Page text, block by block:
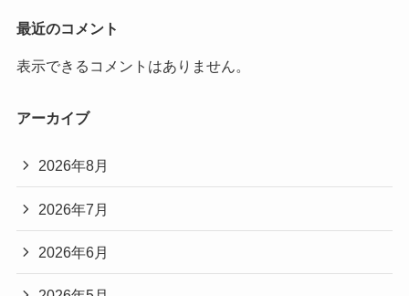
最近のコメント
表示できるコメントはありません。
アーカイブ
2026年8月
2026年7月
2026年6月